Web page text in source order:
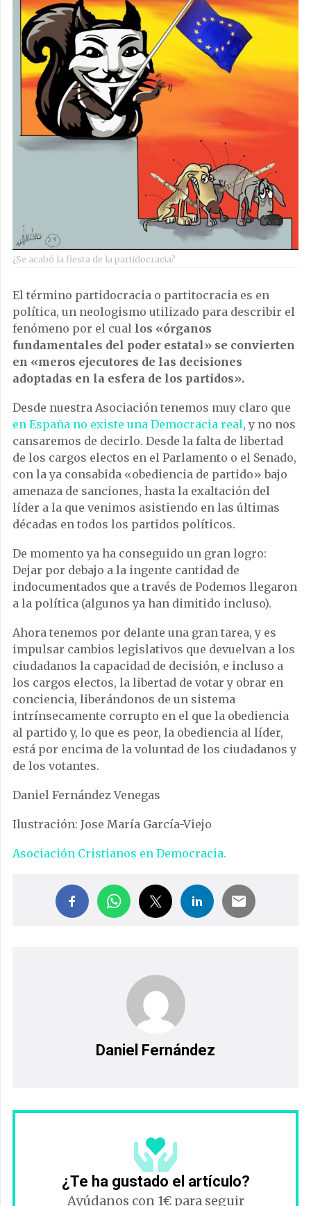
¿Se acabó la fiesta de la partidocracia?
El término partidocracia o partitocracia es en
política, un neologismo utilizado para describir el
fenómeno por el cual los «órganos
fundamentales del poder estatal» se convierten
en «meros ejecutores de las decisiones
adoptadas en la esfera de los partidos».
Desde nuestra Asociación tenemos muy claro que
en España no existe una Democracia real, y no nos
cansaremos de decirlo. Desde la falta de libertad
de los cargos electos en el Parlamento o el Senado,
con la ya consabida «obediencia de partido» bajo
amenaza de sanciones, hasta la exaltación del
líder a la que venimos asistiendo en las últimas
décadas en todos los partidos políticos.
De momento ya ha conseguido un gran logro:
Dejar por debajo a la ingente cantidad de
indocumentados que a través de Podemos llegaron
a la política (algunos ya han dimitido incluso).
Ahora tenemos por delante una gran tarea, y es
impulsar cambios legislativos que devuelvan a los
ciudadanos la capacidad de decisión, e incluso a
los cargos electos, la libertad de votar y obrar en
conciencia, liberándonos de un sistema
intrínsecamente corrupto en el que la obediencia
al partido y, lo que es peor, la obediencia al líder,
está por encima de la voluntad de los ciudadanos y
de los votantes.
Daniel Fernández Venegas
Ilustración: Jose María García-Viejo
Asociación Cristianos en Democracia.
Daniel Fernández
¿Te ha gustado el artículo?
Ayúdanos con 1€ para seguir